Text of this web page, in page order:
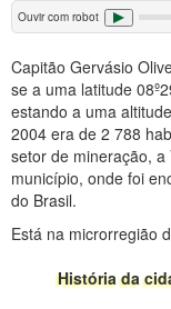
Ouvir com robot
Capitão Gervásio
se a uma latitude
estando a uma
2004 era de 2 788
setor de mineração,
município, onde foi
do Brasil.
Está na microrregião
História da